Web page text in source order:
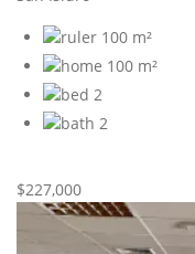
100 m²
100 m²
2
2
$227,000